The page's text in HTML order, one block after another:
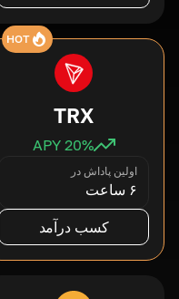
HOT
TRX
20% APY
اولین پاداش در
۶ ساعت
کسب درآمد